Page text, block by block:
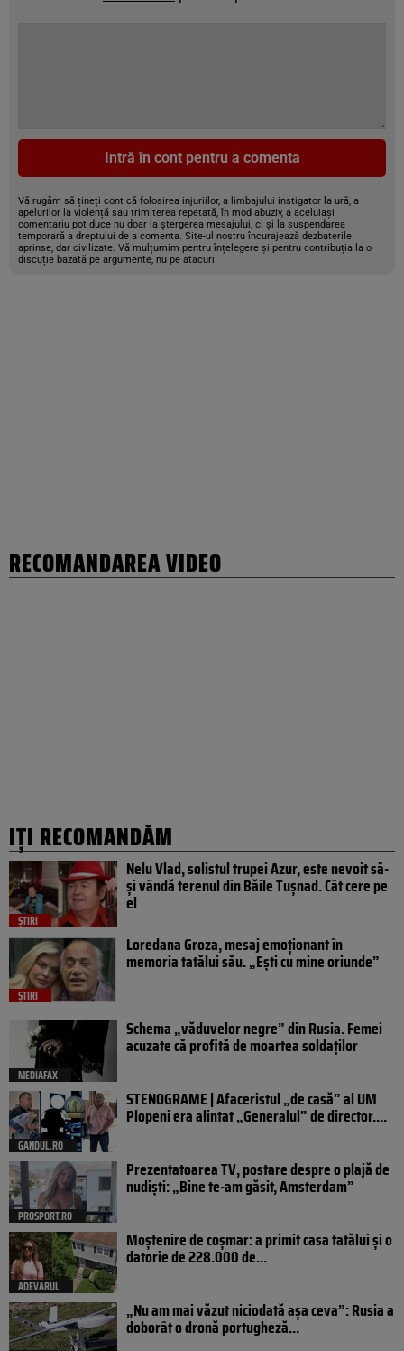
Intră în cont pentru a comenta
Vă rugăm să țineți cont că folosirea injuriilor, a limbajului instigator la ură, a
apelurilor la violență sau trimiterea repetată, în mod abuziv, a aceluiași
comentariu pot duce nu doar la ștergerea mesajului, ci și la suspendarea
temporară a dreptului de a comenta. Site-ul nostru încurajează dezbaterile
aprinse, dar civilizate. Vă mulțumim pentru înțelegere și pentru contribuția la o
discuție bazată pe argumente, nu pe atacuri.
RECOMANDAREA VIDEO
IȚI RECOMANDĂM
ȘTIRI
Nelu Vlad, solistul trupei Azur, este nevoit să-
și vândă terenul din Băile Tușnad. Cât cere pe
el
ȘTIRI
Loredana Groza, mesaj emoționant în
memoria tatălui său. „Ești cu mine oriunde”
MEDIAFAX
Schema „văduvelor negre” din Rusia. Femei
acuzate că profită de moartea soldaților
GANDUL.RO
STENOGRAME | Afaceristul „de casă” al UM
Plopeni era alintat „Generalul” de director....
PROSPORT.RO
Prezentatoarea TV, postare despre o plajă de
nudiști: „Bine te-am găsit, Amsterdam”
ADEVARUL
Moștenire de coșmar: a primit casa tatălui și o
datorie de 228.000 de...
„Nu am mai văzut niciodată așa ceva”: Rusia a
doborât o dronă portugheză...